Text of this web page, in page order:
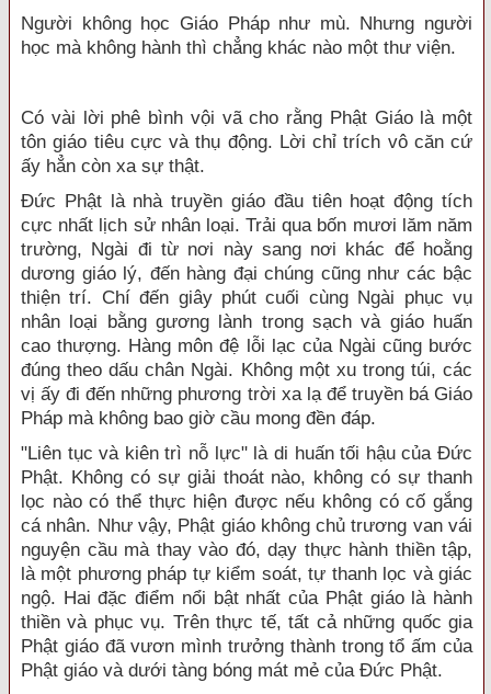
Người không học Giáo Pháp như mù. Nhưng người
học mà không hành thì chẳng khác nào một thư viện.
Có vài lời phê bình vội vã cho rằng Phật Giáo là một
tôn giáo tiêu cực và thụ động. Lời chỉ trích vô căn cứ
ấy hẳn còn xa sự thật.
Đức Phật là nhà truyền giáo đầu tiên hoạt động tích
cực nhất lịch sử nhân loại. Trải qua bốn mươi lăm năm
trường, Ngài đi từ nơi này sang nơi khác để hoằng
dương giáo lý, đến hàng đại chúng cũng như các bậc
thiện trí. Chí đến giây phút cuối cùng Ngài phục vụ
nhân loại bằng gương lành trong sạch và giáo huấn
cao thượng. Hàng môn đệ lỗi lạc của Ngài cũng bước
đúng theo dấu chân Ngài. Không một xu trong túi, các
vị ấy đi đến những phương trời xa lạ để truyền bá Giáo
Pháp mà không bao giờ cầu mong đền đáp.
"Liên tục và kiên trì nỗ lực" là di huấn tối hậu của Đức
Phật. Không có sự giải thoát nào, không có sự thanh
lọc nào có thể thực hiện được nếu không có cố gắng
cá nhân. Như vậy, Phật giáo không chủ trương van vái
nguyện cầu mà thay vào đó, dạy thực hành thiền tập,
là một phương pháp tự kiểm soát, tự thanh lọc và giác
ngộ. Hai đặc điểm nổi bật nhất của Phật giáo là hành
thiền và phục vụ. Trên thực tế, tất cả những quốc gia
Phật giáo đã vươn mình trưởng thành trong tổ ấm của
Phật giáo và dưới tàng bóng mát mẻ của Đức Phật.